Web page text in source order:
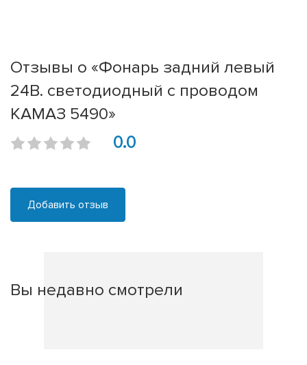
Отзывы о «Фонарь задний левый
24В. светодиодный с проводом
КАМАЗ 5490»
0.0
Добавить отзыв
Вы недавно смотрели